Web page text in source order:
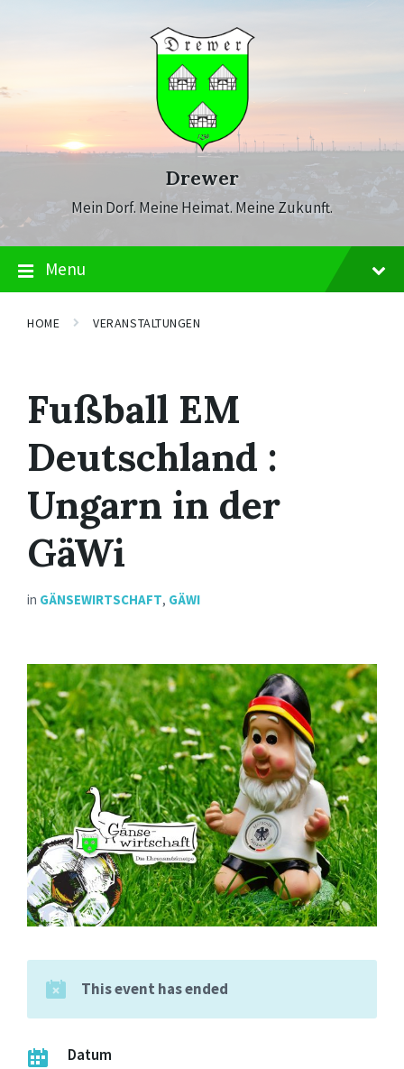
Drewer
Mein Dorf. Meine Heimat. Meine Zukunft.
Menu
HOME VERANSTALTUNGEN
Fußball EM
Deutschland :
Ungarn in der
GäWi
in GÄNSEWIRTSCHAFT, GÄWI
This event has ended
Datum